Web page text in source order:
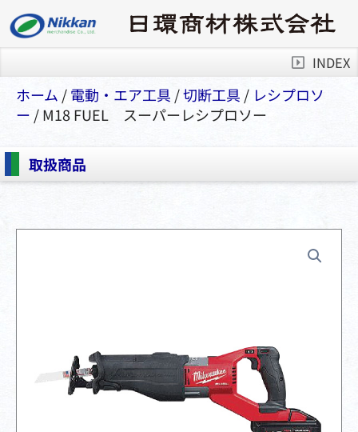
INDEX
ホーム /電動・エア⼯具 /切断⼯具 / レシプロソ
ー / M18 FUEL スーパーレシプロソー
取扱商品